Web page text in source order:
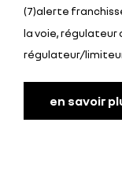
(7)alerte
la voie,
régulateur/
en savoir